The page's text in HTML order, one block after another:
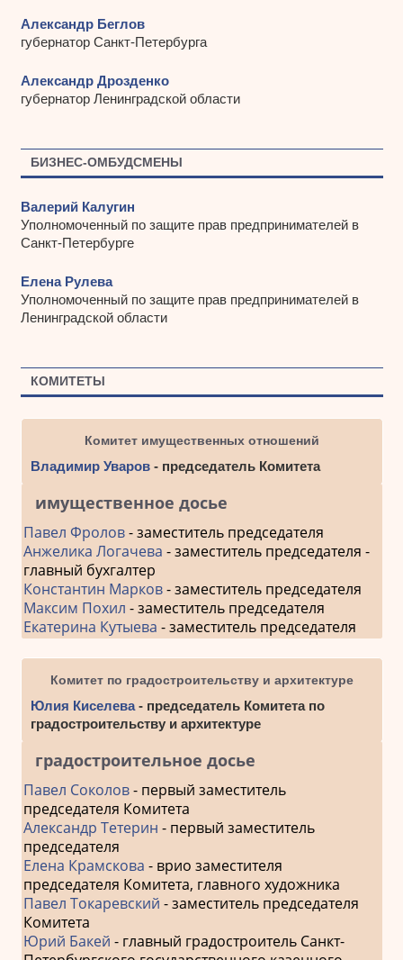
Александр Беглов
губернатор Санкт-Петербурга
Александр Дрозденко
губернатор Ленинградской области
БИЗНЕС-ОМБУДСМЕНЫ
Валерий Калугин
Уполномоченный по защите прав предпринимателей в
Санкт-Петербурге
Елена Рулева
Уполномоченный по защите прав предпринимателей в
Ленинградской области
КОМИТЕТЫ
Комитет имущественных отношений
Владимир Уваров- председатель Комитета
имущественное досье
Павел Фролов- заместитель председателя
Анжелика Логачева - заместитель председателя -
главный бухгалтер
Константин Марков- заместитель председателя
Максим Похил - заместитель председателя
Екатерина Кутыева - заместитель председателя
Комитет по градостроительству и архитектуре
Юлия Киселева- председатель Комитета по
градостроительству и архитектуре
градостроительное досье
Павел Соколов- первый заместитель
председателя Комитета
Александр Тетерин - первый заместитель
председателя
Елена Крамскова - врио заместителя
председателя Комитета, главного художника
Павел Токаревский - заместитель председателя
Комитета
Юрий Бакей - главный градостроитель Санкт-